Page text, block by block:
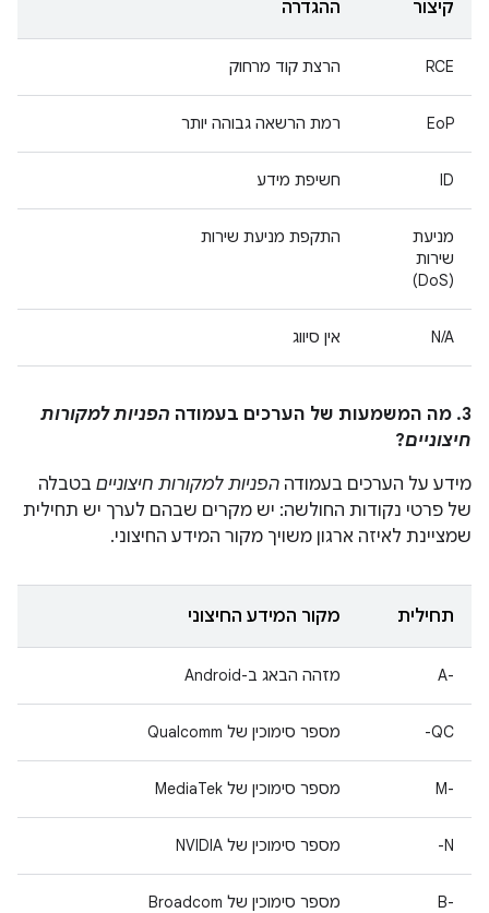
קיצור ההגדרה
RCE הרצת קוד מרחוק
EoP רמת הרשאה גבוהה יותר
ID חשיפת מידע
מניעת
שירות
(DoS)
התקפת מניעת שירות
N/A אין סיווג
3. מה המשמעות של הערכים בעמודה
הפניות למקורות
חיצוניים?
מידע על הערכים בעמודה הפניות למקורות חיצוניים בטבלה
של פרטי נקודות החולשה: יש מקרים שבהם לערך יש תחילית
שמציינת לאיזה ארגון משויך מקור המידע החיצוני.
תחילית מקור המידע החיצוני
A-‎ מזהה הבאג ב-Android
QC- מספר סימוכין של Qualcomm
M-‎ מספר סימוכין של MediaTek
N- מספר סימוכין של NVIDIA
B-‎ מספר סימוכין של Broadcom